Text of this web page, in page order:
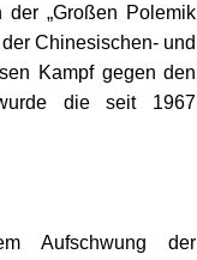
„Großen Polemik
Chinesischen- und
Kampf gegen den
die seit 1967
Aufschwung der